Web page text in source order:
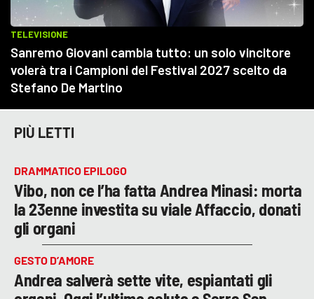
PIÙ LETTI
DRAMMATICO EPILOGO
Vibo, non ce l’ha fatta Andrea Minasi: morta
la 23enne investita su viale Affaccio, donati
gli organi
GESTO D’AMORE
Andrea salverà sette vite, espiantati gli